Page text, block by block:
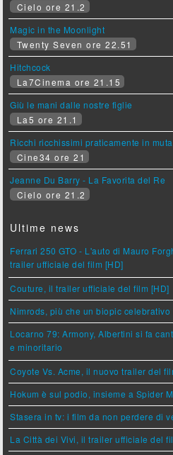
Cielo ore 21.2
Magic in the Moonlight
Twenty Seven ore 22.51
Hitchcock
La7Cinema ore 21.15
Giù le mani dalle nostre figlie
La5 ore 21.1
Ricchi ricchissimi praticamente in
Cine34 ore 21
Jeanne Du Barry - La Favorita del Re
Cielo ore 21.2
Ultime news
Ferrari 250 GTO - L'auto di Mauro
trailer ufficiale del film [HD]
Couture, il trailer ufficiale del film [HD]
Nimrods, più che un biopic
Locarno 79: Armony, Albertini si fa
e minoritario
Coyote Vs. Acme, il nuovo trailer del
Hokum è sul podio, insieme a Spider
Stasera in tv: i film da non perdere di
La Città dei Vivi, il trailer ufficiale del